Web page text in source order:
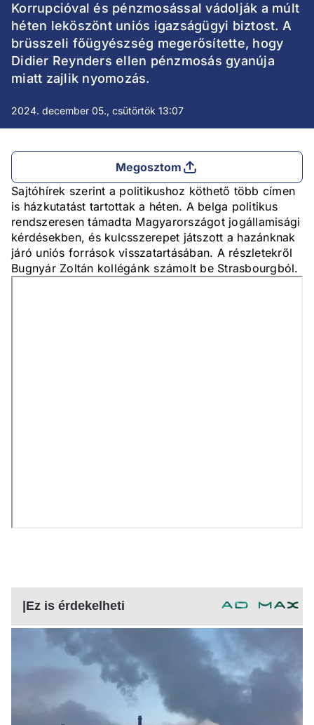
Korrupcióval és pénzmosással vádolják a múlt
héten leköszönt uniós igazságügyi biztost. A
brüsszeli főügyészség megerősítette, hogy
Didier Reynders ellen pénzmosás gyanúja
miatt zajlik nyomozás.
2024. december 05., csütörtök 13:07
Megosztom
Sajtóhírek szerint a politikushoz köthető több címen
is házkutatást tartottak a héten. A belga politikus
rendszeresen támadta Magyarországot jogállamisági
kérdésekben, és kulcsszerepet játszott a hazánknak
járó uniós források visszatartásában. A részletekről
Bugnyár Zoltán kollégánk számolt be Strasbourgból.